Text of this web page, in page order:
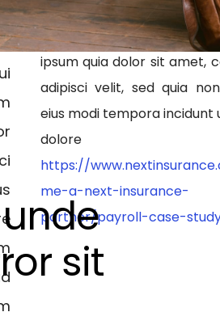
ratione voluptatem
Neque porro quisquam est,
ipsum quia dolor sit amet,
adipisci velit, sed quia
eius modi tempora incidunt
dolore
https://
me-a-next-insurance-
partner/payroll-case-
sit